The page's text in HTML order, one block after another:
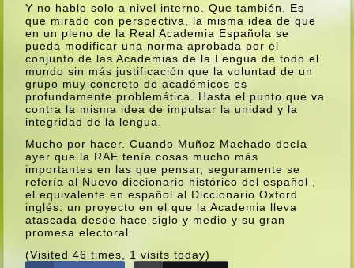
Y no hablo solo a nivel interno. Que también. Es
que mirado con perspectiva, la misma idea de que
en un pleno de la Real Academia Española se
pueda modificar una norma aprobada por el
conjunto de las Academias de la Lengua de todo el
mundo sin más justificación que la voluntad de un
grupo muy concreto de académicos es
profundamente problemática. Hasta el punto que va
contra la misma idea de impulsar la unidad y la
integridad de la lengua.
Mucho por hacer. Cuando Muñoz Machado decí­a
ayer que la RAE tení­a cosas mucho más
importantes en las que pensar, seguramente se
referí­a al Nuevo diccionario histórico del español ,
el equivalente en español al Diccionario Oxford
inglés: un proyecto en el que la Academia lleva
atascada desde hace siglo y medio y su gran
promesa electoral.
(Visited 46 times, 1 visits today)